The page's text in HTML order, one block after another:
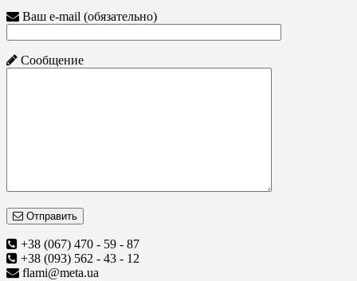
Ваш e-mail (обязательно)
Сообщение
Отправить
+38 (067) 470 - 59 - 87
+38 (093) 562 - 43 - 12
flami@meta.ua